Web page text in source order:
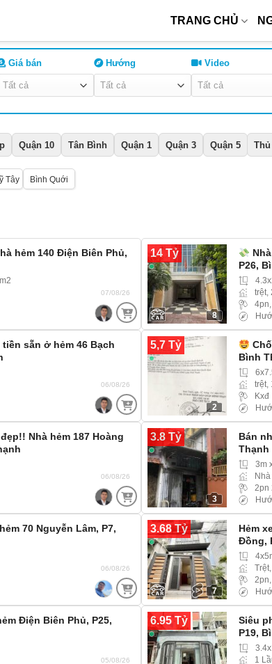
TRANG CHỦ
Giá bán Hướng Video
Quận 10 Tân Bình Quận 1 Quận 3 Quận 5
Tây Bình Quới
hẻm 140 Điện Biên Phủ,
07/08/26
14 Tỷ
8
P26,
trệt,
sẵn ở hẻm 46 Bạch
06/08/26
5,7 Tỷ
2
Bình
trệt,
Kxđ
Nhà hẻm 187 Hoàng
06/08/26
3.8 Tỷ
3
Bán
Thạnh
3m
2pn
70 Nguyễn Lâm, P7,
06/08/26
3.68 Tỷ
7
Hẻm
Đồng,
Điện Biên Phủ, P25,
05/08/26
6.95 Tỷ
Siêu
P19,
1